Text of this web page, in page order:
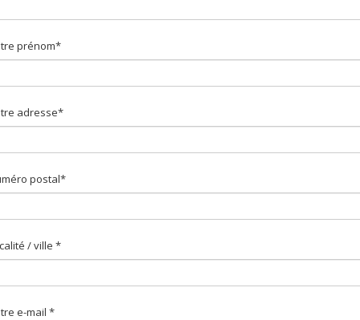
prénom*
adresse*
postal*
/ ville *
e-mail *